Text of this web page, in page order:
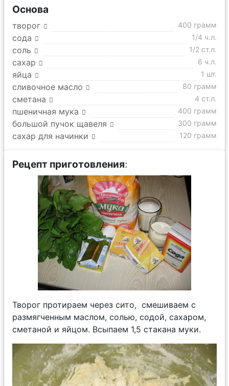
Основа
творог 400 грамм
сода 1/4 ч.л.
соль 1/2 ст.л.
сахар 6 ч.л.
яйца 1 шт.
сливочное масло 80 грамм
сметана 4 ст.л.
пшеничная мука 400 грамм
большой пучок щавеля 300 грамм
сахар для начинки 120 грамм
Рецепт приготовления:
Творог протираем через сито, смешиваем с
размягченным маслом, солью, содой, сахаром,
сметаной и яйцом. Всыпаем 1,5 стакана муки.